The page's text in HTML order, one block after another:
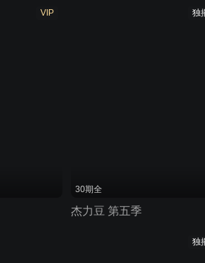
VIP 独
30期全
杰力豆 第五季
独